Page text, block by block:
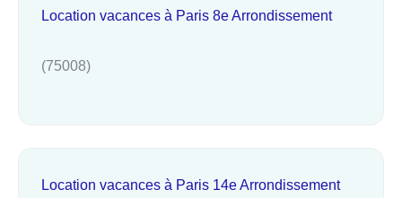
Location vacances à Paris 8e Arrondissement
(75008)
Location vacances à Paris 14e Arrondissement